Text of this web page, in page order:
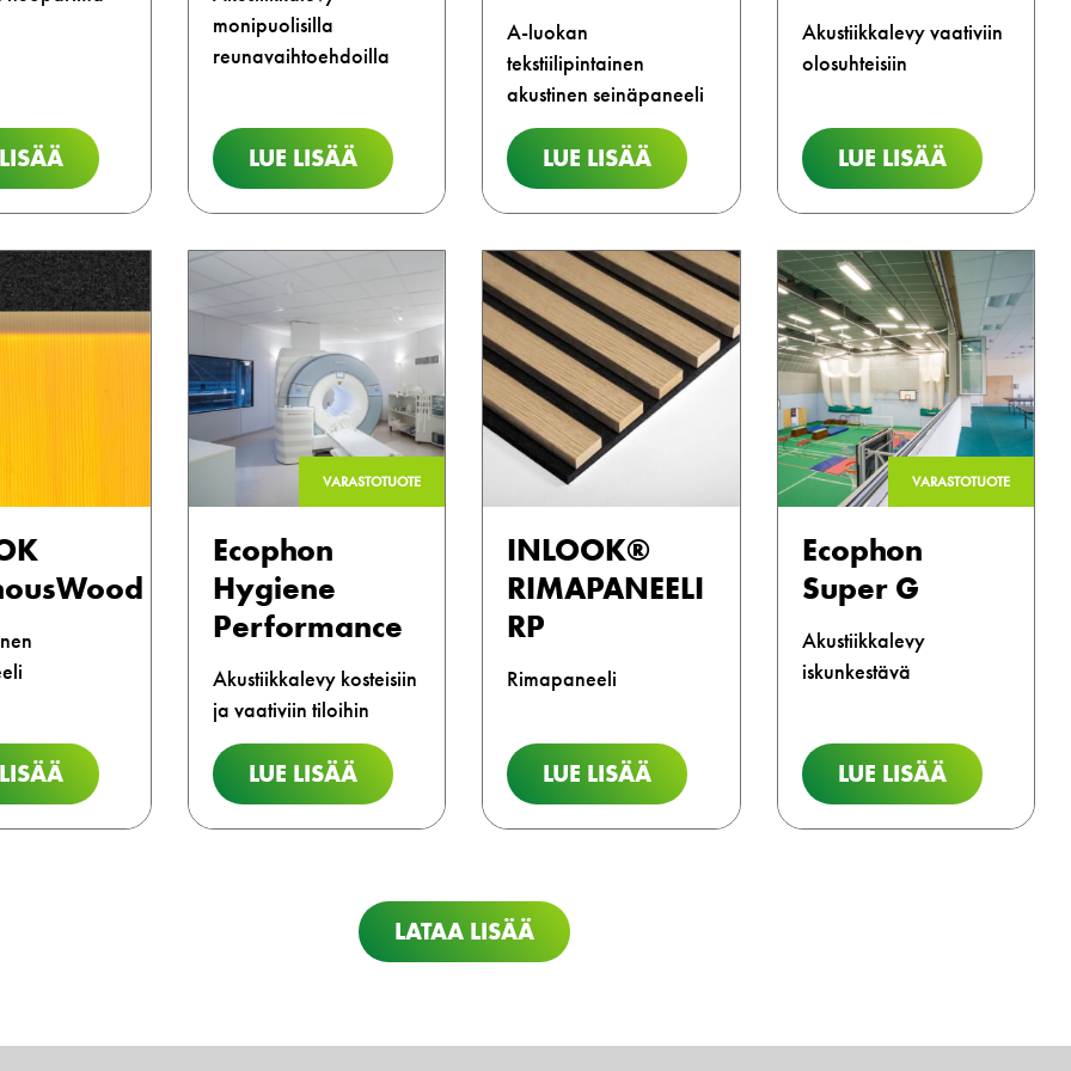
monipuolisilla
reunavaihtoehdoilla
LUE LISÄÄ
A-luokan
tekstiilipintainen
akustinen seinäpaneeli
LUE LISÄÄ
Akustiikkalevy vaativiin
olosuhteisiin
LUE LISÄÄ
VARASTOTUOTE
Ecophon
Hygiene
Performance
Akustiikkalevy kosteisiin
ja vaativiin tiloihin
LUE LISÄÄ
INLOOK®
RIMAPANEELI
RP
Rimapaneeli
LUE LISÄÄ
VARASTOTUOTE
Ecophon
Super G
Akustiikkalevy
iskunkestävä
LUE LISÄÄ
LATAA LISÄÄ